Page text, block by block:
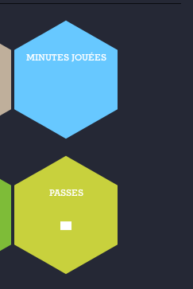
MINUTES JOUÉES
PASSES
-